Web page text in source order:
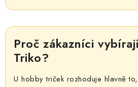
Proč zákazníci
Triko?
U hobby triček rozhoduje hlavně